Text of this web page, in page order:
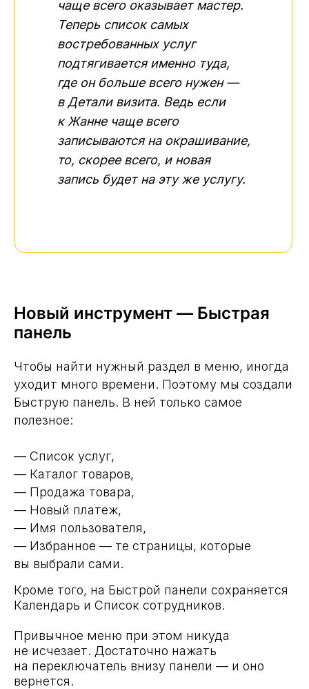
чаще всего оказывает мастер.
Теперь список самых
востребованных услуг
подтягивается именно туда,
где он больше всего нужен —
в Детали визита. Ведь если
к Жанне чаще всего
записываются на окрашивание,
то, скорее всего, и новая
запись будет на эту же услугу.
Новый инструмент — Быстрая
панель
Чтобы найти нужный раздел в меню, иногда
уходит много времени. Поэтому мы создали
Быструю панель. В ней только самое
полезное:
— Список услуг,
— Каталог товаров,
— Продажа товара,
— Новый платеж,
— Имя пользователя,
— Избранное — те страницы, которые
вы выбрали сами.
Кроме того, на Быстрой панели сохраняется
Календарь и Список сотрудников.
Привычное меню при этом никуда
не исчезает. Достаточно нажать
на переключатель внизу панели — и оно
вернется.